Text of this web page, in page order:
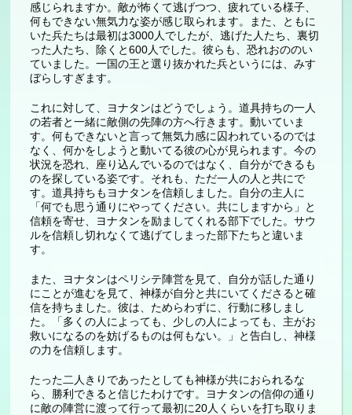
感じられますか。敵が怖くて逃げつつ、疲れている様子、
何もできない無気力な姿が感じ取られます。また、ともに
いた兵たちは最初は3000人でしたが、逃げた人たち、裏切
った人たち、除くと600人でした。彼らも、恐れおののい
ていました。一国の王と選り抜かれた兵というには、みす
ぼらしすぎます。
これに対して、ヨナタンはどうでしょう。道具持ちの一人
の若者と一緒に敵側の先陣の方へ行きます。動いていま
す。何もできないと言って無気力感に囚われているのでは
なく、何かをしようと動いてる彼の心が見られます。今の
状況を恐れ、座り込んでいるのではなく、自分ができるも
のを探している姿です。それも、ただ一人の人と共にで
す。道具持ちもヨナタンを信頼しました。自分の主人に
「何でも思う通りにやってください。共にしますから」と
信頼を寄せ、ヨナタンを励ましてくれる部下でした。サウ
ルを信頼し切れなくて逃げてしまった部下たちと違いま
す。
また、ヨナタンはペリシテ陣営を見て、自分が話した通り
にことが進むを見て、神様が自分と共にいてくださると確
信を持ちました。彼は、ためらわずに、行動に移しまし
た。「多くの人によっても、少しの人によっても、主がお
救いになるのを妨げるものは何もない。」と告白し、神様
の力を信頼します。
たった二人きりであったとしても神様が共におられるな
ら、勝利できると信じたわけです。ヨナタンの信仰の通り
に敵の陣営に渡って行って最初に20人くらいを打ち取りま